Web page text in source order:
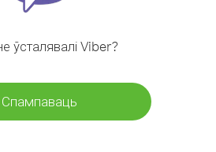
ўсталявалі Viber?
Спампаваць